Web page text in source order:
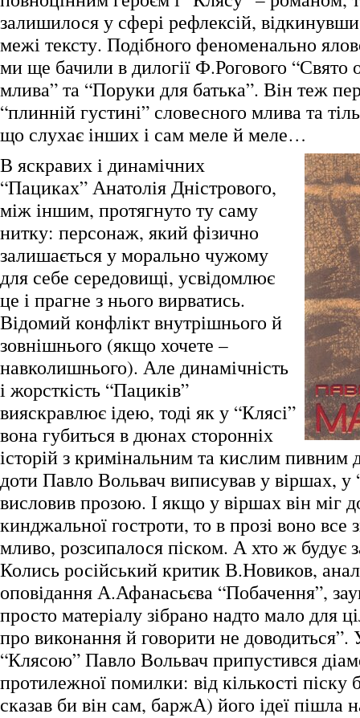
залишилося у сфері рефлексій,
межі тексту. Подібного феноменально
ми ще бачили в дилогії Ф.Рогового “Свято
млива” та “Поруки для батька”. Він теж
“плинній густині” словесного млива та
що слухає інших і сам меле й меле…
В яскравих і динамічних
“Пациках” Анатолія Дністрового,
між іншим, протягнуто ту саму
нитку: персонаж, який фізично
залишається у морально чужому
для себе середовищі, усвідомлює
це і прагне з нього вирватись.
Відомий конфлікт внутрішнього й
зовнішнього (якщо хочете –
навколишнього). Але динамічність
і жорсткість “Пациків”
вияскравлює ідею, тоді як у “Клясі”
вона губиться в дюнах сторонніх
історій з кримінальним та кислим
доти Павло Вольвач виписував у віршах, у
висловив прозою. І якщо у віршах він міг
кинджальної гостроти, то в прозі воно все
мливо, розсипалося піском. А хто ж будує
Колись російський критик В.Новиков,
оповідання А.Афанасьєва “Побачення”,
просто матеріалу зібрано надто мало для
про виконання й говорити не доводиться”.
“Клясою” Павло Вольвач припустився
протилежної помилки: від кількості піску
сказав би він сам, баржА) його ідеї пішла